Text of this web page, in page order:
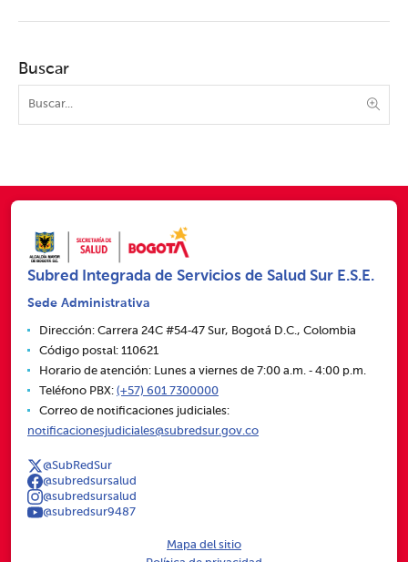
Buscar
Subred Integrada de Servicios de Salud Sur E.S.E.
Sede Administrativa
Dirección: Carrera 24C #54‑47 Sur, Bogotá D.C., Colombia
Código postal: 110621
Horario de atención: Lunes a viernes de 7:00 a.m. ‑ 4:00 p.m.
Teléfono PBX: (+57) 601 7300000
Correo de notificaciones judiciales:
notificacionesjudiciales@subredsur.gov.co
@SubRedSur
@subredsursalud
@subredsursalud
@subredsur9487
Mapa del sitio